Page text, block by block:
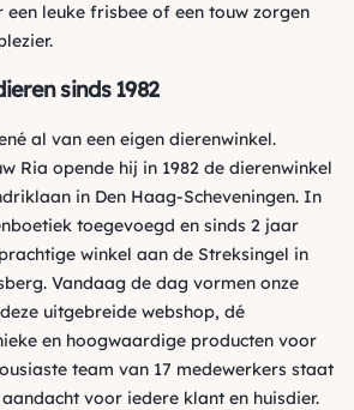
leuke frisbee of een touw zorgen
sinds 1982
al van een eigen dierenwinkel.
Ria opende hij in 1982 de dierenwinkel
in Den Haag-Scheveningen. In
toegevoegd en sinds 2 jaar
winkel aan de Streksingel in
Vandaag de dag vormen onze
uitgebreide webshop, dé
en hoogwaardige producten voor
team van 17 medewerkers staat
voor iedere klant en huisdier.